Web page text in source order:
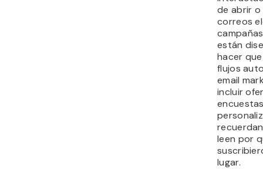
de abrir
correos
están
hacer
flujos
email
incluir
leen por
lugar.